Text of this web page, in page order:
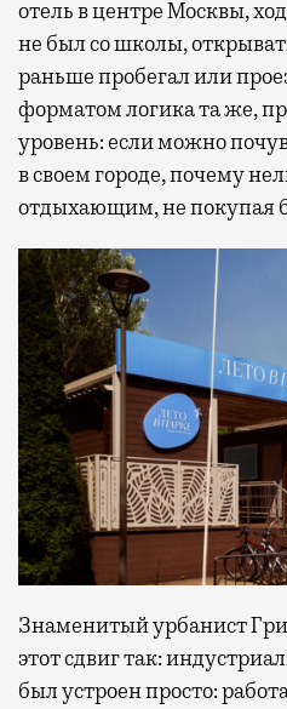
отель в центре Москвы,
не был со школы,
раньше пробегал или
форматом логика та же,
уровень: если можно
в своем городе, почему
отдыхающим, не покупая
Знаменитый урбанист
этот сдвиг так:
был устроен просто: